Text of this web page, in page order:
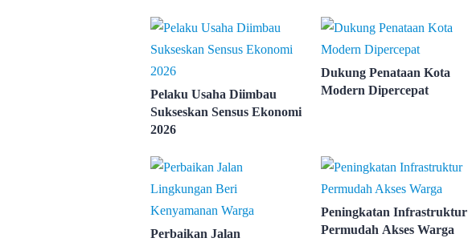
Pelaku Usaha Diimbau
Sukseskan Sensus Ekonomi
2026
Dukung Penataan Kota
Modern Dipercepat
Perbaikan Jalan
Peningkatan Infrastruktur
Permudah Akses Warga